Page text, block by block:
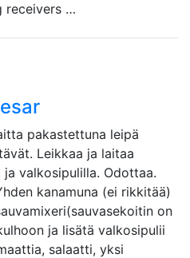
receivers …
pakastettuna leipä
Leikkaa ja laitaa
valkosipulilla. Odottaa.
kanamuna (ei rikkitää)
on
ja lisätä valkosipulii
salaatti, yksi